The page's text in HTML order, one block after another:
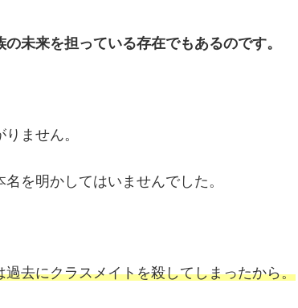
未来を担っている存在でもあるのです。
ません。
を明かしてはいませんでした。
去にクラスメイトを殺してしまったから。